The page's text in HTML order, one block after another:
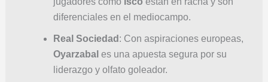
diferenciales en el mediocampo.
Real Sociedad : Con aspiraciones europeas,
Oyarzabal es una apuesta segura por su
liderazgo y olfato goleador.